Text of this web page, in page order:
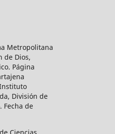
Metropolitana
de Dios,
Página
División de
Fecha de